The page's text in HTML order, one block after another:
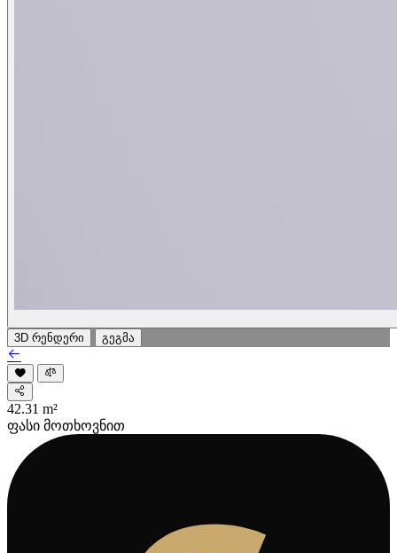
3D რენდერი გეგმა
42.31 m²
ფასი მოთხოვნით